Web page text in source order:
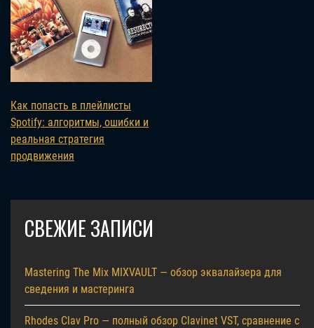
Как попасть в плейлисты
Spotify: алгоритмы, ошибки и
реальная стратегия
продвижения
СВЕЖИЕ ЗАПИСИ
Mastering The Mix MIXVAULT — обзор эквалайзера для
сведения и мастеринга
Rhodes Clav Pro — полный обзор Clavinet VST, сравнение с